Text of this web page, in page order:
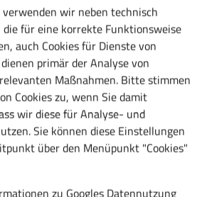
passt auch
wir neben technisch
die für eine korrekte Funktionsweise
auch Cookies für Dienste von
primär der Analyse von
Maßnahmen. Bitte stimmen
Cookies zu, wenn Sie damit
wir diese für Analyse- und
Sie können diese Einstellungen
über den Menüpunkt "Cookies"
zu Googles Datennutzung